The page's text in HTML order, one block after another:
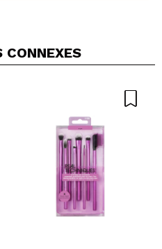
la première. Imaginez...
achat? Oui Non
CONNEXES